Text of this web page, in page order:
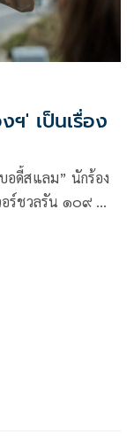
ฯ' เป็นเรื่อง
อดี้สแลม” นักร้อง
ร์ชวลรัน ๑๐๙ คำ